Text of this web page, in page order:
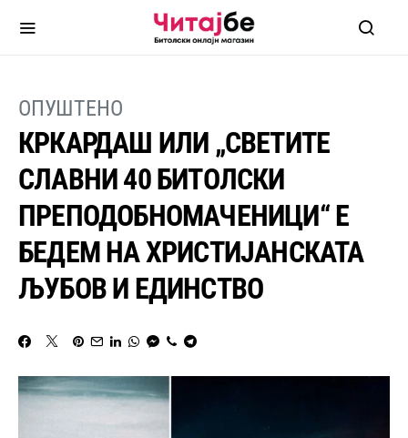
ОПУШТЕНО
КРКАРДАШ ИЛИ „СВЕТИТЕ
СЛАВНИ 40 БИТОЛСКИ
ПРЕПОДОБНОМАЧЕНИЦИ“ Е
БЕДЕМ НА ХРИСТИЈАНСКАТА
ЉУБОВ И ЕДИНСТВО